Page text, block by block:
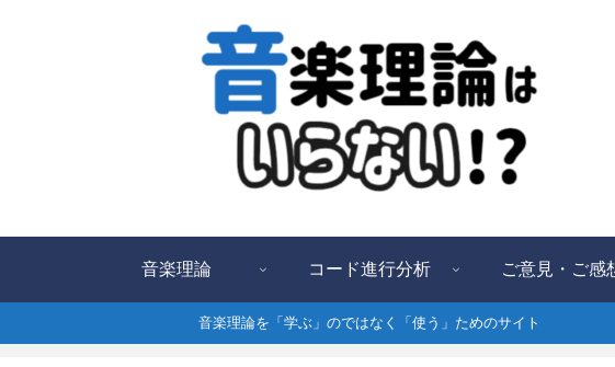
音楽理論 コード進行分析 ご意見・ご感
音楽理論を「学ぶ」のではなく「使う」ためのサイト